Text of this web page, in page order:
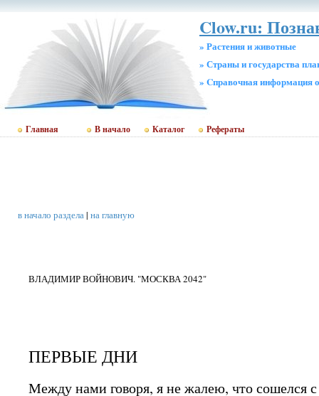
Clow.ru:
» Растения и животные
» Страны и государства
» Cправочная информация
Главная В начало Каталог Рефераты
в начало раздела| на главную
ВЛАДИМИР ВОЙНОВИЧ. "МОСКВА 2042"
ПЕРВЫЕ ДНИ
Между нами говоря, я не жалею, что сошелся